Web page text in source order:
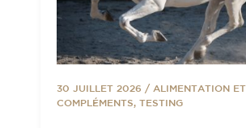
30 JUILLET 2026 / ALIMENTATION ET
COMPLÉMENTS, TESTING